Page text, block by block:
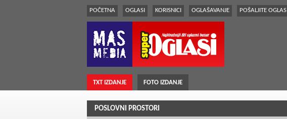
POČETNA OGLASI KORISNICI OGLAŠAVANJE POŠALJITE OGLAS
TXT IZDANJE FOTO IZDANJE
POSLOVNI PROSTORI